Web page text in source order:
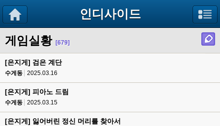
인디사이드
게임실황 [679]
[은지게] 검은 계단
수게동 2025.03.16
[은지게] 피아노 드림
수게동 2025.03.15
[은지게] 잃어버린 정신 머리를 찾아서